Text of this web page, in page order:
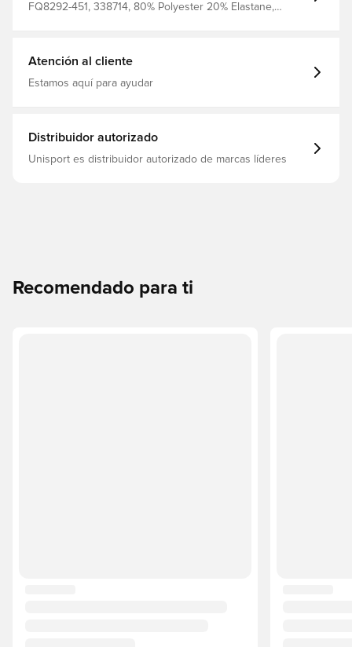
FQ8292-451, 338714, 80% Polyester 20% Elastane,
Atención al cliente
Estamos aquí para ayudar
Distribuidor autorizado
Unisport es distribuidor autorizado de marcas líderes
Recomendado para ti